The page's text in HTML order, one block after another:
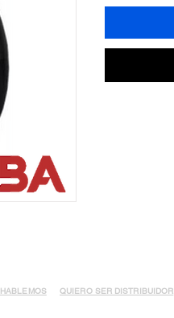
HABLEMOS QUIERO SER DISTRIBUIDOR